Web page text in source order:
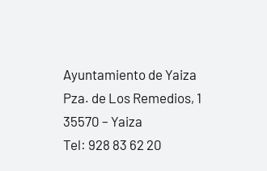
Ayuntamiento de Yaiza
Pza. de Los Remedios, 1
35570 – Yaiza
Tel: 928 83 62 20